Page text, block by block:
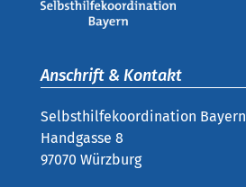
Anschrift & Kontakt
Selbsthilfekoordination Bayern
Handgasse 8
97070 Würzburg